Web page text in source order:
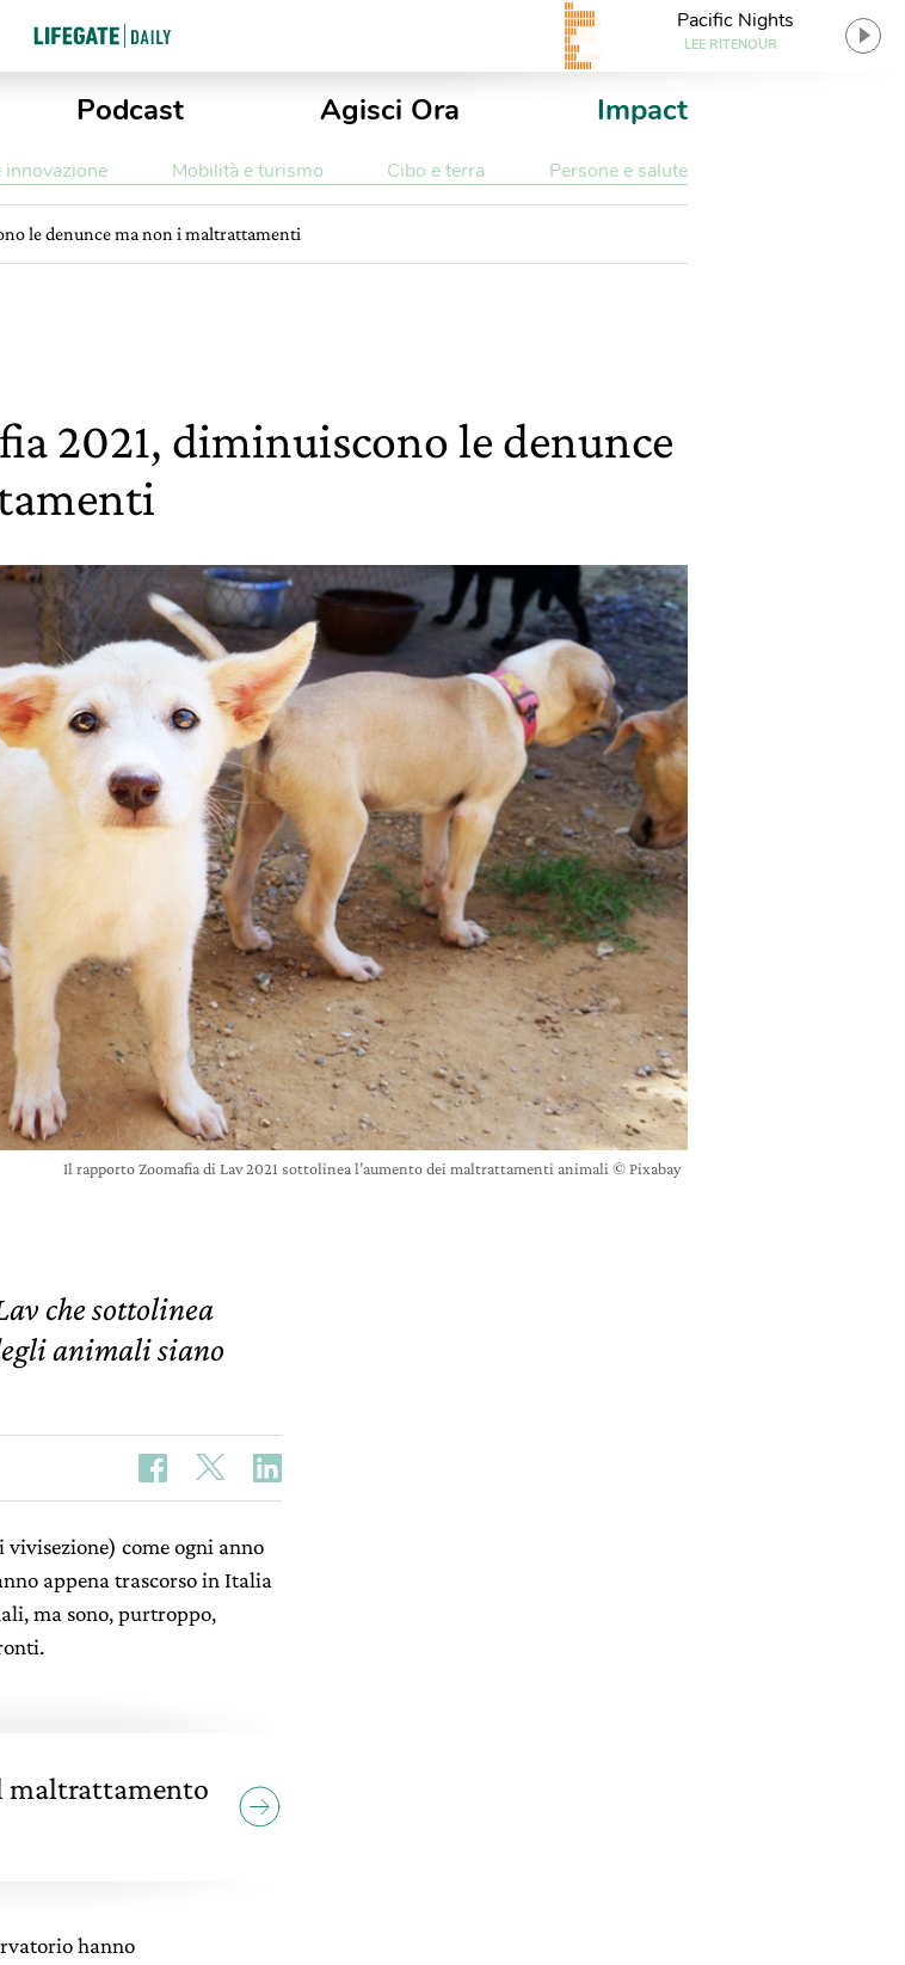
Pacific Nights
LEE RITENOUR
Podcast Agisci Ora Impact
innovazione Mobilità e turismo Cibo e terra Persone e salute
le denunce ma non i maltrattamenti
2021, diminuiscono le denunce
Il rapporto Zoomafia di Lav 2021 sottolinea l’aumento dei maltrattamenti animali © Pixabay
che sottolinea
animali siano
come ogni anno
appena trascorso in Italia
ma sono, purtroppo,
maltrattamento
hanno